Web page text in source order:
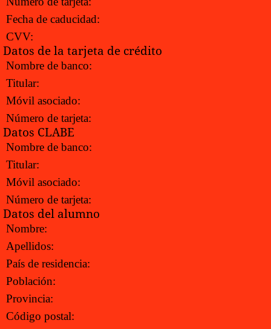
Fecha de caducidad:
CVV:
Datos de la tarjeta de crédito
Nombre de banco:
Titular:
Móvil asociado:
Número de tarjeta:
Datos CLABE
Nombre de banco:
Titular:
Móvil asociado:
Número de tarjeta:
Datos del alumno
Nombre:
Apellidos:
País de residencia:
Población:
Provincia:
Código postal: